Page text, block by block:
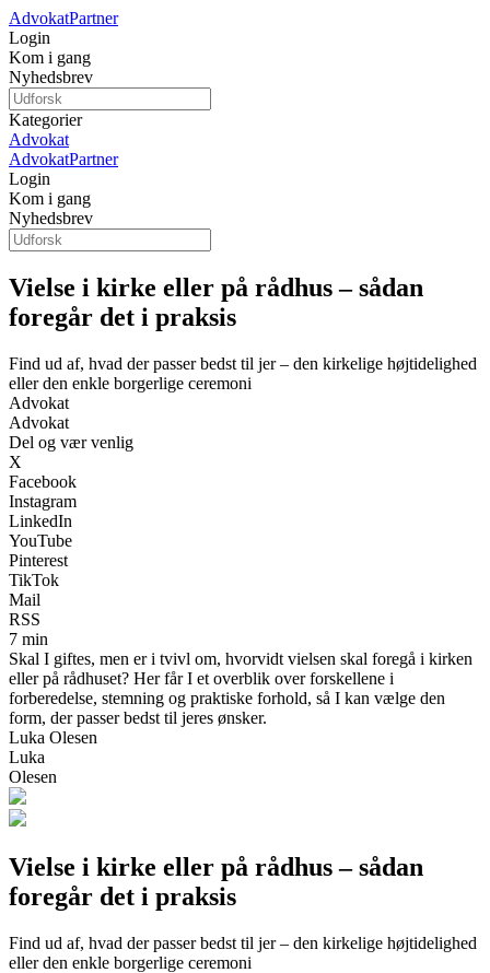
AdvokatPartner
Login
Kom i gang
Nyhedsbrev
Kategorier
Advokat
AdvokatPartner
Login
Kom i gang
Nyhedsbrev
Vielse i kirke eller på rådhus – sådan
foregår det i praksis
Find ud af, hvad der passer bedst til jer – den kirkelige højtidelighed
eller den enkle borgerlige ceremoni
Advokat
Advokat
Del og vær venlig
X
Facebook
Instagram
LinkedIn
YouTube
Pinterest
TikTok
Mail
RSS
7 min
Skal I giftes, men er i tvivl om, hvorvidt vielsen skal foregå i kirken
eller på rådhuset? Her får I et overblik over forskellene i
forberedelse, stemning og praktiske forhold, så I kan vælge den
form, der passer bedst til jeres ønsker.
Luka Olesen
Luka
Olesen
Vielse i kirke eller på rådhus – sådan
foregår det i praksis
Find ud af, hvad der passer bedst til jer – den kirkelige højtidelighed
eller den enkle borgerlige ceremoni